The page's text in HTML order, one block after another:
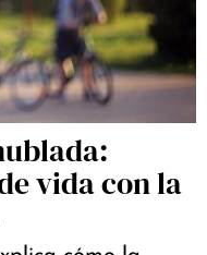
vida con la